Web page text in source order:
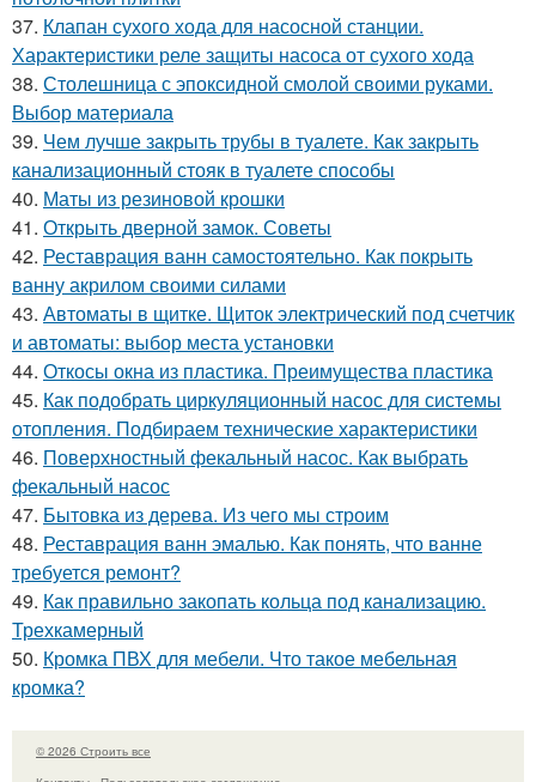
37. Клапан сухого хода для насосной станции.
Характеристики реле защиты насоса от сухого хода
38. Столешница с эпоксидной смолой своими руками.
Выбор материала
39. Чем лучше закрыть трубы в туалете. Как закрыть
канализационный стояк в туалете способы
40. Маты из резиновой крошки
41. Открыть дверной замок. Советы
42. Реставрация ванн самостоятельно. Как покрыть
ванну акрилом своими силами
43. Автоматы в щитке. Щиток электрический под счетчик
и автоматы: выбор места установки
44. Откосы окна из пластика. Преимущества пластика
45. Как подобрать циркуляционный насос для системы
отопления. Подбираем технические характеристики
46. Поверхностный фекальный насос. Как выбрать
фекальный насос
47. Бытовка из дерева. Из чего мы строим
48. Реставрация ванн эмалью. Как понять, что ванне
требуется ремонт?
49. Как правильно закопать кольца под канализацию.
Трехкамерный
50. Кромка ПВХ для мебели. Что такое мебельная
кромка?
© 2026 Строить все